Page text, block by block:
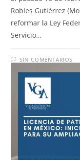
Robles Gutiérrez
reformar la Ley
Servicio…
SIN COMENTARIOS